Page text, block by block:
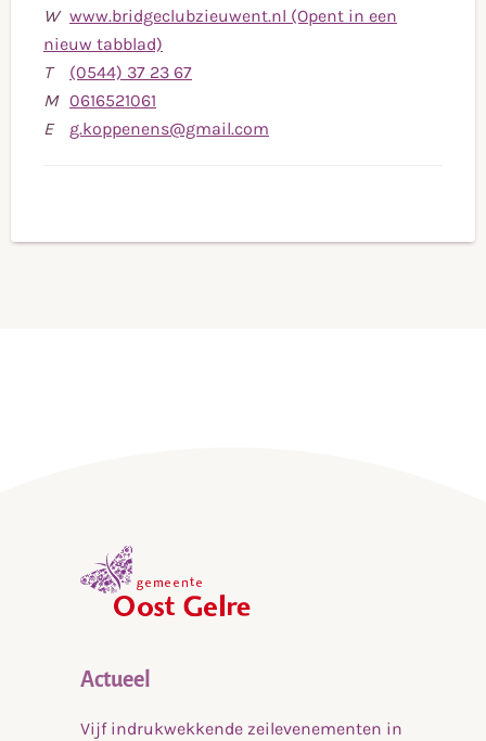
W www.bridgeclubzieuwent.nl (Opent in een
nieuw tabblad)
T
(0544) 37 23 67Bel
telefoonnummer
67
M 0616521061
naar
E g.koppenens@gmail.com
naar
Actueel
Vijf indrukwekkende zeilevenementen in